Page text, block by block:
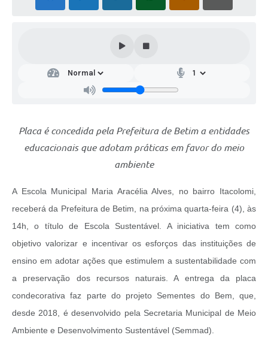
Placa é concedida pela Prefeitura de Betim a entidades
educacionais que adotam práticas em favor do meio
ambiente
A Escola Municipal Maria Aracélia Alves, no bairro Itacolomi,
receberá da Prefeitura de Betim, na próxima quarta-feira (4), às
14h, o título de Escola Sustentável. A iniciativa tem como
objetivo valorizar e incentivar os esforços das instituições de
ensino em adotar ações que estimulem a sustentabilidade com
a preservação dos recursos naturais. A entrega da placa
condecorativa faz parte do projeto Sementes do Bem, que,
desde 2018, é desenvolvido pela Secretaria Municipal de Meio
Ambiente e Desenvolvimento Sustentável (Semmad).